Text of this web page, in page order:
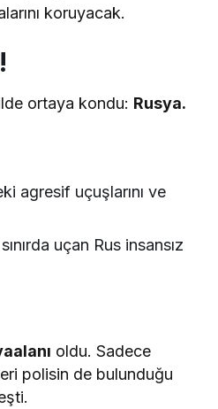
koruyacak.
ortaya kondu: Rusya.
agresif uçuşlarını ve
uçan Rus insansız
oldu. Sadece
polisin de bulunduğu